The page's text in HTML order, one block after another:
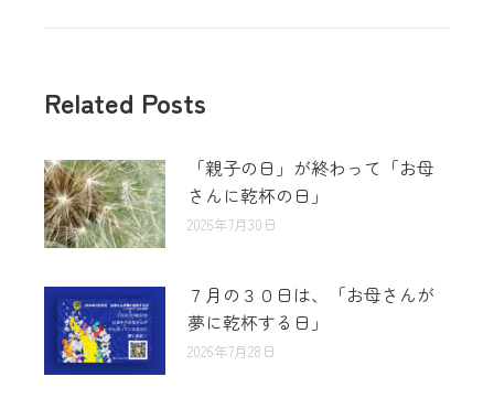
Related Posts
「親子の日」が終わって「お母
さんに乾杯の日」
2026年7月30日
７月の３０日は、「お母さんが
夢に乾杯する日」
2026年7月28日